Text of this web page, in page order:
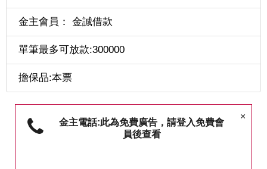
金主會員： 金誠借款
單筆最多可放款:300000
擔保品:本票
×
金主電話:此為免費廣告，請登入免費會
員後查看